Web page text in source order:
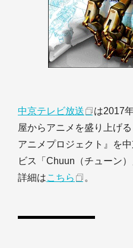
中京テレビ放送
は2017
屋からアニメを盛り上げ
アニメプロジェクト』を
ビス「Chuun（チューン
詳細はこちら 。